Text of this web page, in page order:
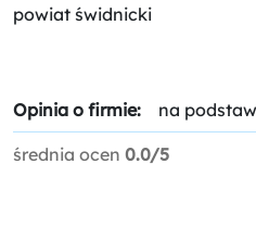
powiat świdnicki
Opinia o firmie: na
średnia ocen 0.0/5